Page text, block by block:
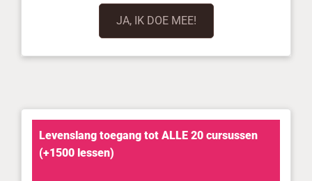
JA, IK DOE MEE!
Levenslang toegang tot ALLE 20 cursussen
(+1500 lessen)